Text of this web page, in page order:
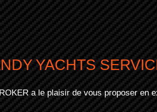
YACHTS
a le plaisir de vous proposer en